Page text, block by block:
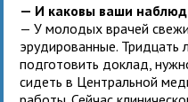
— И каковы ваши
— У молодых врачей
эрудированные. Тридцать
подготовить доклад,
сидеть в Центральной